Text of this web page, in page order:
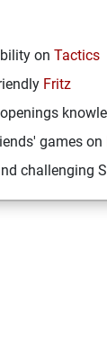
on Tactics
Fritz
games on
challenging